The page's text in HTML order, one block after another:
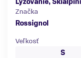
Značka
Rossignol
Veľkosť
S